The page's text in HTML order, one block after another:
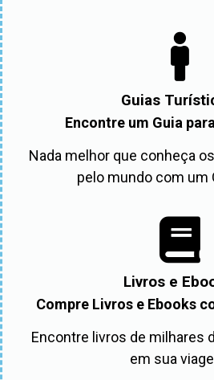
Guias
Encontre um Guia
Nada melhor que conheça
pelo mundo com um
Livros e
Compre Livros e Ebooks
Encontre livros de milhares
em sua